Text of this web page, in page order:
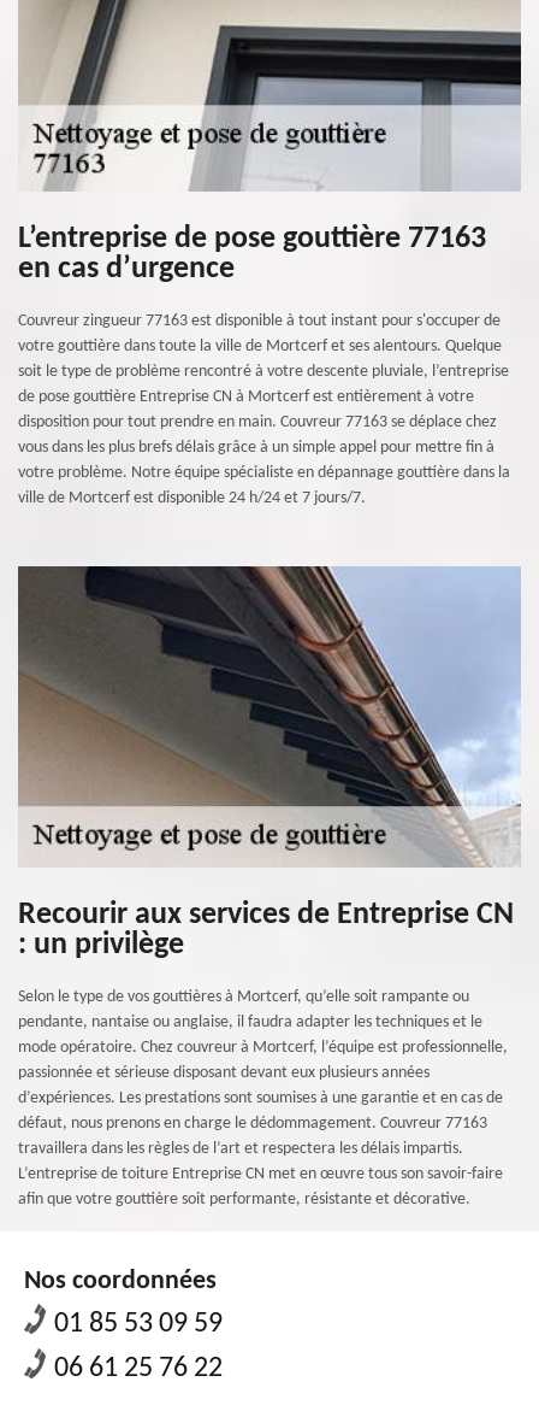
L’entreprise de pose gouttière 77163
en cas d’urgence
Couvreur zingueur 77163 est disponible à tout instant pour s'occuper de
votre gouttière dans toute la ville de Mortcerf et ses alentours. Quelque
soit le type de problème rencontré à votre descente pluviale, l’entreprise
de pose gouttière Entreprise CN à Mortcerf est entièrement à votre
disposition pour tout prendre en main. Couvreur 77163 se déplace chez
vous dans les plus brefs délais grâce à un simple appel pour mettre fin à
votre problème. Notre équipe spécialiste en dépannage gouttière dans la
ville de Mortcerf est disponible 24 h/24 et 7 jours/7.
Recourir aux services de Entreprise CN
: un privilège
Selon le type de vos gouttières à Mortcerf, qu’elle soit rampante ou
pendante, nantaise ou anglaise, il faudra adapter les techniques et le
mode opératoire. Chez couvreur à Mortcerf, l’équipe est professionnelle,
passionnée et sérieuse disposant devant eux plusieurs années
d’expériences. Les prestations sont soumises à une garantie et en cas de
défaut, nous prenons en charge le dédommagement. Couvreur 77163
travaillera dans les règles de l’art et respectera les délais impartis.
L’entreprise de toiture Entreprise CN met en œuvre tous son savoir-faire
afin que votre gouttière soit performante, résistante et décorative.
Nos coordonnées
01 85 53 09 59
06 61 25 76 22